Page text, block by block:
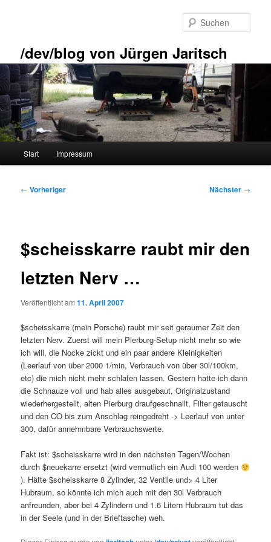
/dev/blog von Jürgen Jaritsch
Start Impressum
Beitragsnavigation
← Vorheriger Nächster →
$scheisskarre raubt mir den
letzten Nerv …
Veröffentlicht am11. April 2007
$scheisskarre (mein Porsche) raubt mir seit geraumer Zeit den
letzten Nerv. Zuerst will mein Pierburg-Setup nicht mehr so wie
ich will, die Nocke zickt und ein paar andere Kleinigkeiten
(Leerlauf von über 2000 1/min, Verbrauch von über 30l/100km,
etc) die mich nicht mehr schlafen lassen. Gestern hatte ich dann
die Schnauze voll und hab alles ausgebaut, Originalzustand
wiederhergestellt, alten Pierburg draufgeschnallt, Filter getauscht
und den CO bis zum Anschlag reingedreht -> Leerlauf von unter
300, dafür annehmbare Verbrauchswerte.
Fakt ist: $scheisskarre wird in den nächsten Tagen/Wochen
durch $neuekarre ersetzt (wird vermutlich ein Audi 100 werden
). Hätte $scheisskarre 8 Zylinder, 32 Ventile und> 4 Liter
Hubraum, so könnte ich mich auch mit den 30l Verbrauch
anfreunden, aber bei 4 Zylindern und 1.6 Litern Hubraum tut das
in der Seele (und in der Brieftasche) weh.